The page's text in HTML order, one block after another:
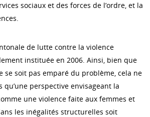
sociaux et des forces de l’ordre, et la
de lutte contre la violence
instituée en 2006. Ainsi, bien que
se soit pas emparé du problème, cela ne
perspective envisageant la
une violence faite aux femmes et
les inégalités structurelles soit